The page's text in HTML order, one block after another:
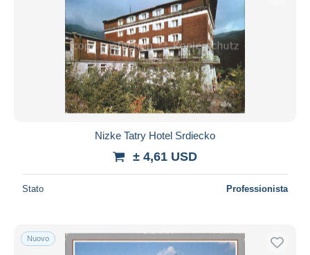
Nizke Tatry Hotel Srdiecko
± 4,61 USD
Stato Professionista
Nuovo